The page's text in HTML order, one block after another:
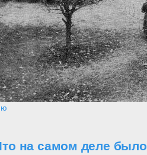
на самом деле было